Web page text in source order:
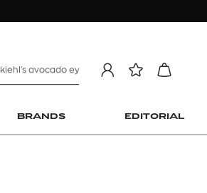
BRANDS EDITORIAL
kiehl's avocado eye